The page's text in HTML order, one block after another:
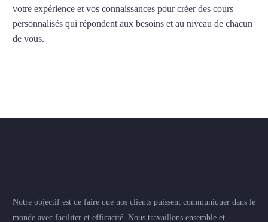
votre expérience et vos connaissances pour créer des cours
personnalisés qui répondent aux besoins et au niveau de chacun
de vous.
Notre objectif est de faire que nos clients puissent communiquer dans le
monde avec faciliter et efficacité. Nous travaillons ensemble et